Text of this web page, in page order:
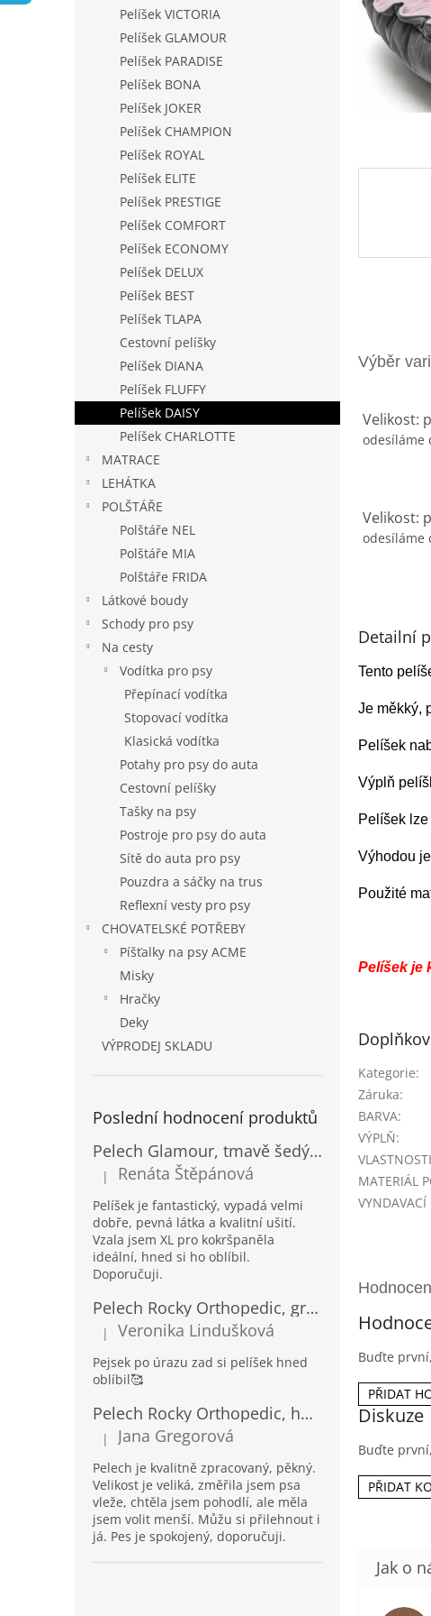
Pelíšek VICTORIA
Pelíšek GLAMOUR
Pelíšek PARADISE
Pelíšek BONA
Pelíšek JOKER
Pelíšek CHAMPION
Pelíšek ROYAL
Pelíšek ELITE
Pelíšek PRESTIGE
Pelíšek COMFORT
Pelíšek ECONOMY
Pelíšek DELUX
Pelíšek BEST
Pelíšek TLAPA
Cestovní pelíšky
Pelíšek DIANA
Pelíšek FLUFFY
Pelíšek DAISY
Pelíšek CHARLOTTE
MATRACE
LEHÁTKA
POLŠTÁŘE
Polštáře NEL
Polštáře MIA
Polštáře FRIDA
Látkové boudy
Schody pro psy
Na cesty
Vodítka pro psy
Přepínací vodítka
Stopovací vodítka
Klasická vodítka
Potahy pro psy do auta
Cestovní pelíšky
Tašky na psy
Postroje pro psy do auta
Sítě do auta pro psy
Pouzdra a sáčky na trus
Reflexní vesty pro psy
CHOVATELSKÉ POTŘEBY
Píšťalky na psy ACME
Misky
Hračky
Deky
VÝPRODEJ SKLADU
Poslední hodnocení produktů
Pelech Glamour, tmavě šedý Inari
Hodnocení produktu je 5 z 5 hvězdiček.
| Renáta Štěpánová
Pelíšek je fantastický, vypadá velmi
dobře, pevná látka a kvalitní ušití.
Vzala jsem XL pro kokršpaněla
ideální, hned si ho oblíbil.
Doporučuji.
Pelech Rocky Orthopedic, grafit
Hodnocení produktu je 5 z 5 hvězdiček.
| Veronika Lindušková
Pejsek po úrazu zad si pelíšek hned
oblíbil🥰
Pelech Rocky Orthopedic, hnědý
Hodnocení produktu je 5 z 5 hvězdiček.
| Jana Gregorová
Pelech je kvalitně zpracovaný, pěkný.
Velikost je veliká, změřila jsem psa
vleže, chtěla jsem pohodlí, ale měla
jsem volit menší. Můžu si přilehnout i
já. Pes je spokojený, doporučuji.
Velikost:
odesíláme
Velikost:
odesíláme
Detailní
Tento
Je měkký,
Pelíšek
Výplň
Pelíšek
Výhodou
Použité
Pelíšek je
Kategorie:
Záruka:
BARVA:
VÝPLŇ:
VLASTNOSTI
MATERIÁL
VYNDAVACÍ
Buďte
PŘIDAT
Diskuze
Buďte
PŘIDAT